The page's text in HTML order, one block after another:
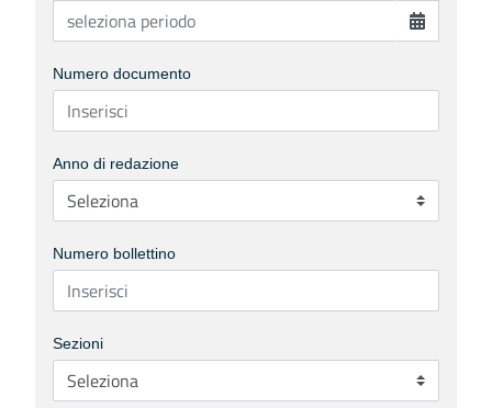
Numero documento
Anno di redazione
Numero bollettino
Sezioni